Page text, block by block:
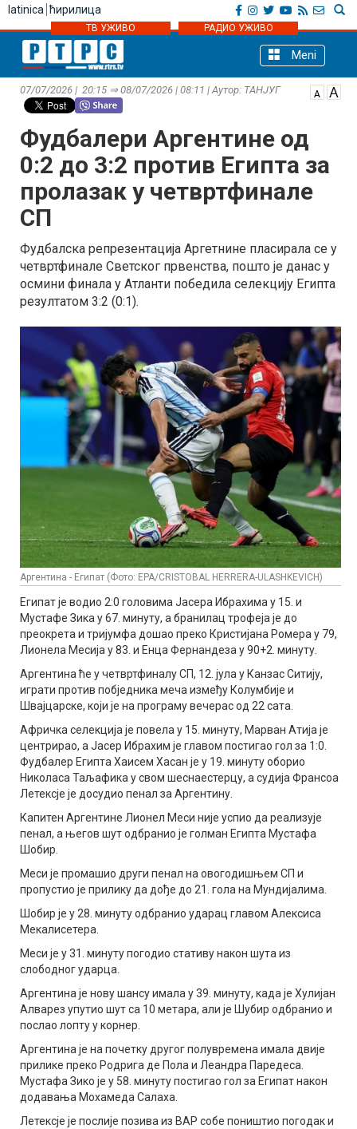
latinica ћирилица
ТВ УЖИВО РАДИО УЖИВО
Meni
07/07/2026 | 20:15 ⇒ 08/07/2026 | 08:11 | Аутор: ТАНЈУГ
Фудбалери Аргентине од
0:2 до 3:2 против Египта за
пролазак у четвртфинале
СП
Фудбалска репрезентација Аргетнине пласирала се у
четвртфинале Светског првенства, пошто је данас у
осмини финала у Атланти победила селекцију Египта
резултатом 3:2 (0:1).
Аргентина - Египат (Фото: EPA/CRISTOBAL HERRERA-ULASHKEVICH)
Египат је водио 2:0 головима Јасера Ибрахима у 15. и
Мустафе Зика у 67. минуту, а бранилац трофеја је до
преокрета и тријумфа дошао преко Кристијана Ромера у 79,
Лионела Месија у 83. и Енца Фернандеза у 90+2. минуту.
Аргентина ће у четвртфиналу СП, 12. јула у Канзас Ситију,
играти против побједника меча између Колумбије и
Швајцарске, који је на програму вечерас од 22 сата.
Афричка селекција је повела у 15. минуту, Марван Атија је
центрирао, а Јасер Ибрахим је главом постигао гол за 1:0.
Фудбалер Египта Хаисем Хасан је у 19. минуту оборио
Николаса Таљафика у свом шеснаестерцу, а судија Франсоа
Летексје је досудио пенал за Аргентину.
Капитен Аргентине Лионел Меси није успио да реализује
пенал, а његов шут одбранио је голман Египта Мустафа
Шобир.
Меси је промашио други пенал на овогодишњем СП и
пропустио је прилику да дође до 21. гола на Мундијалима.
Шобир је у 28. минуту одбранио ударац главом Алексиса
Мекалисетера.
Меси је у 31. минуту погодио стативу након шута из
слободног ударца.
Аргентина је нову шансу имала у 39. минуту, када је Хулијан
Алварез упутио шут са 10 метара, али је Шубир одбранио и
послао лопту у корнер.
Аргентина је на почетку другог полувремена имала двије
прилике преко Родрига де Пола и Леандра Паредеса.
Мустафа Зико је у 58. минуту постигао гол за Египат након
додавања Мохамеда Салаха.
Летексје је послије позива из ВАР собе поништио погодак и